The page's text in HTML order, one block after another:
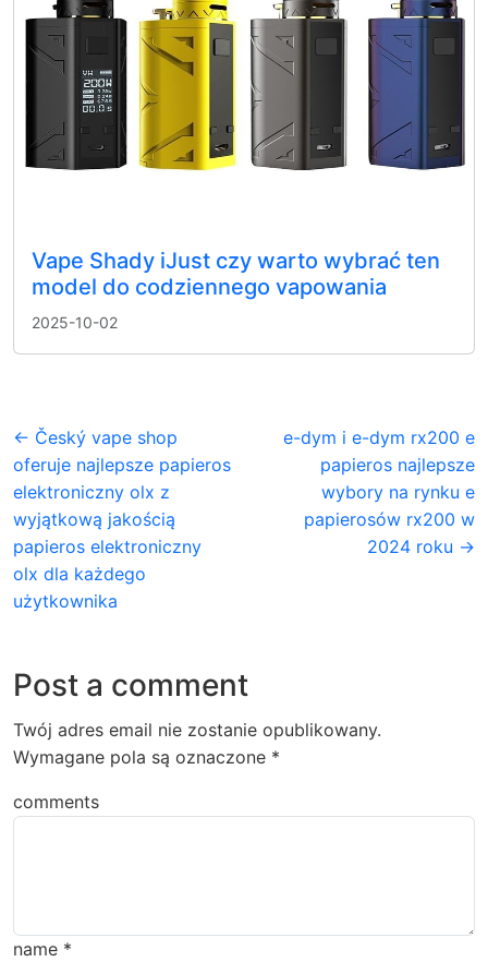
Vape Shady iJust czy warto wybrać ten
model do codziennego vapowania
2025-10-02
← Český vape shop
oferuje najlepsze papieros
elektroniczny olx z
wyjątkową jakością
papieros elektroniczny
olx dla każdego
użytkownika
e-dym i e-dym rx200 e
papieros najlepsze
wybory na rynku e
papierosów rx200 w
2024 roku →
Post a comment
Twój adres email nie zostanie opublikowany.
Wymagane pola są oznaczone *
comments
name *